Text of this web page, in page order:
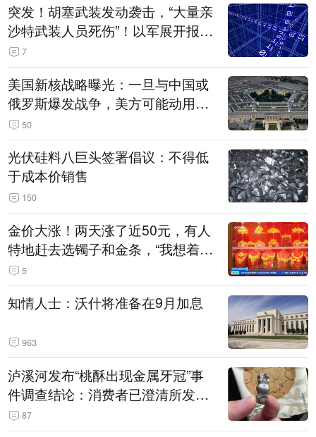
突发！胡塞武装发动袭击，“大量亲
沙特武装人员死伤”！以军展开报复
性空袭
7
美国新核战略曝光：一旦与中国或
俄罗斯爆发战争，美方可能动用战
术核武器
50
光伏硅料八巨头签署倡议：不得低
于成本价销售
150
金价大涨！两天涨了近50元，有人
特地赶去选镯子和金条，“我想着买
起来可以保值，小批量进一些货”
5
知情人士：沃什将准备在9月加息
963
泸溪河发布“桃酥出现金属牙冠”事
件调查结论：消费者已澄清所发视
频情况不属实
87